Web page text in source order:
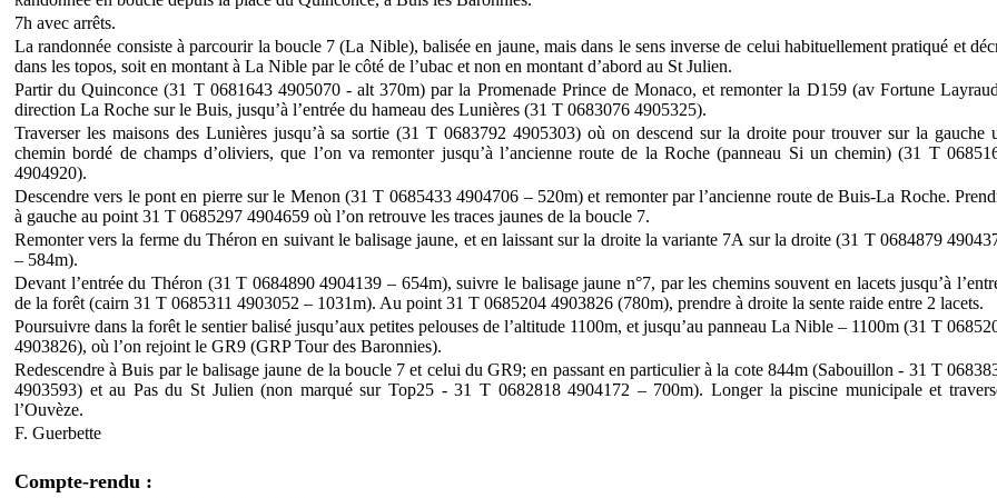
7h avec arrêts.
La randonnée consiste à parcourir la boucle 7 (La Nible), balisée en jaune, mais dans le sens inverse de celui habituellement pratiqué et
dans les topos, soit en montant à La Nible par le côté de l’ubac et non en montant d’abord au St Julien.
Partir du Quinconce (31 T 0681643 4905070 - alt 370m) par la Promenade Prince de Monaco, et remonter la D159 (av Fortune
direction La Roche sur le Buis, jusqu’à l’entrée du hameau des Lunières (31 T 0683076 4905325).
Traverser les maisons des Lunières jusqu’à sa sortie (31 T 0683792 4905303) où on descend sur la droite pour trouver sur la gauche
chemin bordé de champs d’oliviers, que l’on va remonter jusqu’à l’ancienne route de la Roche (panneau Si un chemin) (31 T
4904920).
Descendre vers le pont en pierre sur le Menon (31 T 0685433 4904706 – 520m) et remonter par l’ancienne route de Buis-La Roche.
à gauche au point 31 T 0685297 4904659 où l’on retrouve les traces jaunes de la boucle 7.
Remonter vers la ferme du Théron en suivant le balisage jaune, et en laissant sur la droite la variante 7A sur la droite (31 T 0684879
– 584m).
Devant l’entrée du Théron (31 T 0684890 4904139 – 654m), suivre le balisage jaune n°7, par les chemins souvent en lacets jusqu’à
de la forêt (cairn 31 T 0685311 4903052 – 1031m). Au point 31 T 0685204 4903826 (780m), prendre à droite la sente raide entre 2 lacets.
Poursuivre dans la forêt le sentier balisé jusqu’aux petites pelouses de l’altitude 1100m, et jusqu’au panneau La Nible – 1100m (31 T
4903826), où l’on rejoint le GR9 (GRP Tour des Baronnies).
Redescendre à Buis par le balisage jaune de la boucle 7 et celui du GR9; en passant en particulier à la cote 844m (Sabouillon - 31 T
4903593) et au Pas du St Julien (non marqué sur Top25 - 31 T 0682818 4904172 – 700m). Longer la piscine municipale et
l’Ouvèze.
F. Guerbette
Compte-rendu :